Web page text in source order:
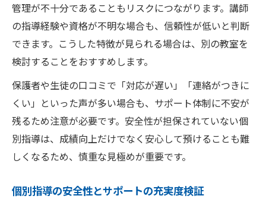
管理が不十分であることもリスクにつながります。講師
の指導経験や資格が不明な場合も、信頼性が低いと判断
できます。こうした特徴が見られる場合は、別の教室を
検討することをおすすめします。
保護者や生徒の口コミで「対応が遅い」「連絡がつきに
くい」といった声が多い場合も、サポート体制に不安が
残るため注意が必要です。安全性が担保されていない個
別指導は、成績向上だけでなく安心して預けることも難
しくなるため、慎重な見極めが重要です。
個別指導の安全性とサポートの充実度検証